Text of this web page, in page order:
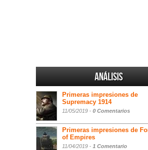
Análisis
Primeras impresiones de
Supremacy 1914
11/05/2019 - 0 Comentarios
Primeras impresiones de
of Empires
11/04/2019 - 1 Comentario